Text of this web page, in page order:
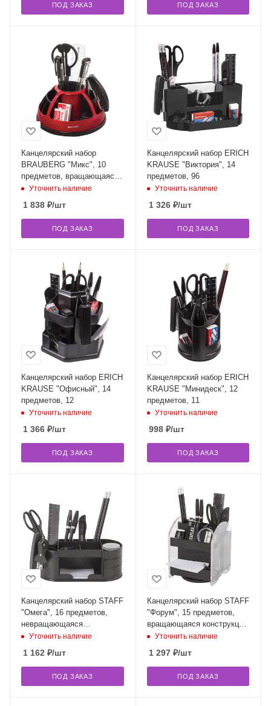
ПОД ЗАКАЗ ПОД ЗАКАЗ
Канцелярский набор
BRAUBERG "Микс", 10
предметов, вращающаяся
конструкция, черно-
красный, блистер, 231929
Уточнить наличие
1 838 ₽/шт
ПОД ЗАКАЗ
Канцелярский набор ERICH
KRAUSE "Виктория", 14
предметов, 96
Уточнить наличие
1 326₽/шт
ПОД ЗАКАЗ
Канцелярский набор ERICH
KRAUSE "Офисный", 14
предметов, 12
Уточнить наличие
1 366 ₽/шт
ПОД ЗАКАЗ
Канцелярский набор ERICH
KRAUSE "Минидеск", 12
предметов, 11
Уточнить наличие
998₽/шт
ПОД ЗАКАЗ
Канцелярский набор STAFF
"Омега", 16 предметов,
невращающаяся
конструкция, 231080
Уточнить наличие
1 162 ₽/шт
ПОД ЗАКАЗ
Канцелярский набор STAFF
"Форум", 15 предметов,
вращающаяся конструкция,
231077
Уточнить наличие
1 297₽/шт
ПОД ЗАКАЗ